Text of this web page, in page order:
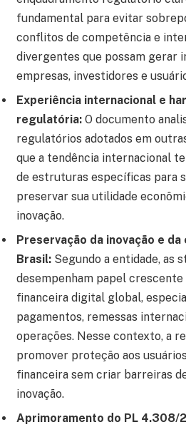
fundamental para evitar
conflitos de competência e
divergentes que possam gerar
empresas, investidores e
Experiência internacional e
regulatória: O documento
regulatórios adotados em
que a tendência internacional
de estruturas específicas para
preservar sua utilidade
inovação.
Preservação da inovação e
Brasil: Segundo a entidade, as
desempenham papel
financeira digital global,
pagamentos, remessas
operações. Nesse contexto, a
promover proteção aos
financeira sem criar barreiras
inovação.
Aprimoramento do PL 4.308/